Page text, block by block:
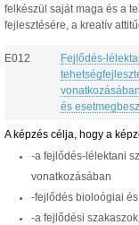
felkészül saját maga és a
fejlesztésére, a kreatív
E012
Fejlődés-
és
A képzés célja, hogy a
-a fejlődés-lélektani
vonatkozásában
-fejlődés bioloógiai
-a fejlődési